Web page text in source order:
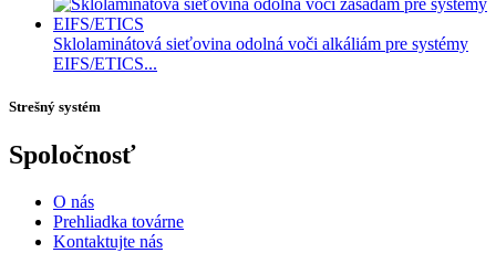
Sklolaminátová sieťovina odolná voči alkáliám pre systémy
EIFS/ETICS...
Strešný systém
Spoločnosť
O nás
Prehliadka továrne
Kontaktujte nás